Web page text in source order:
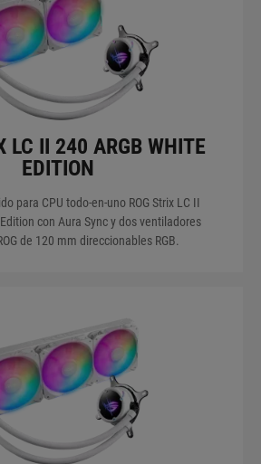
LC II 240 ARGB WHITE
EDITION
para CPU todo-en-uno ROG Strix LC II
con Aura Sync y dos ventiladores
de 120 mm direccionables RGB.